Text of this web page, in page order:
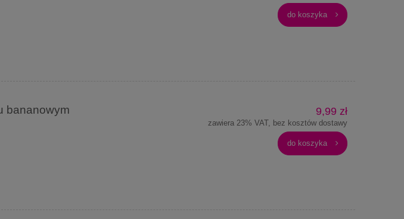
do koszyka
bananowym 9,99 zł
zawiera 23% VAT, bez kosztów dostawy
do koszyka